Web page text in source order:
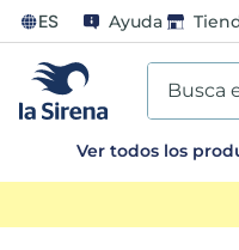
ES Ayuda
Busca
Ver todos los
TÉRMINOS MÁS
1. helados sirena